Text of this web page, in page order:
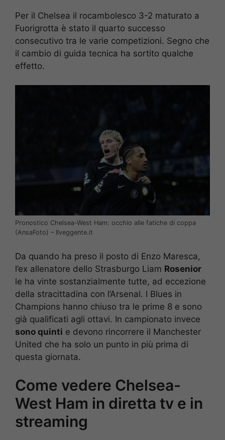
Per il Chelsea il rocambolesco 3-2 maturato a
Fuorigrotta è stato il quarto successo
consecutivo tra le varie competizioni. Segno che
il cambio di guida tecnica ha sortito qualche
effetto.
Pronostico Chelsea-West Ham: occhio alle fatiche di coppa
(AnsaFoto) – Ilveggente.it
Da quando ha preso il posto di Enzo Maresca,
l’ex allenatore dello Strasburgo Liam Rosenior
le ha vinte sostanzialmente tutte, ad eccezione
della stracittadina con l’Arsenal. I Blues in
Champions hanno chiuso tra le prime 8 e sono
già qualificati agli ottavi. In campionato invece
sono quinti e devono rincorrere il Manchester
United che ha solo un punto in più prima di
questa giornata.
Come vedere Chelsea-
West Ham in diretta tv e in
streaming